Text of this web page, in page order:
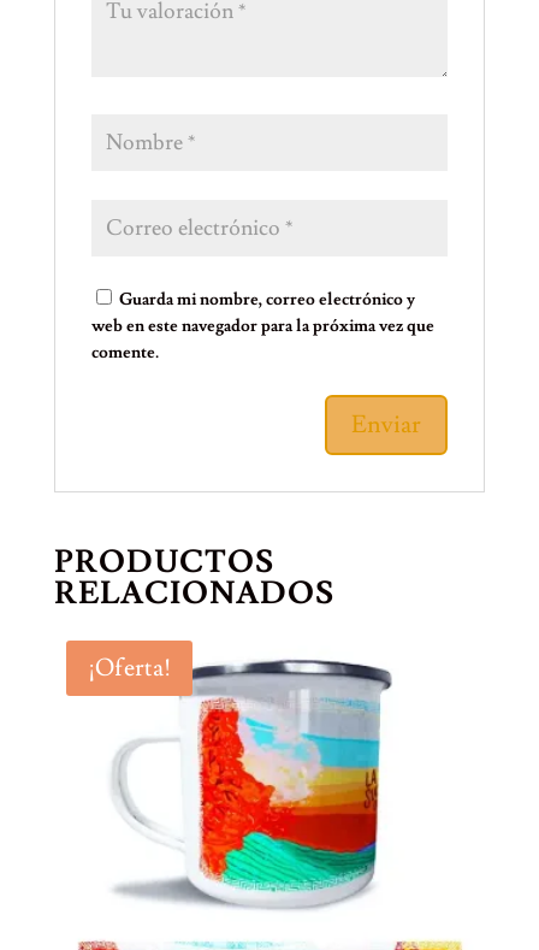
Guarda mi nombre, correo electrónico y
web en este navegador para la próxima vez que
comente.
PRODUCTOS
RELACIONADOS
¡Oferta!